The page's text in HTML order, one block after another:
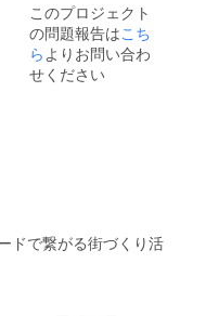
るよう
に作成
してく
ださ
い）
『さっ
そく作
このプロジェクト
の問題報告はこち
らよりお問い合わ
せください
ドで繋がる街づくり活